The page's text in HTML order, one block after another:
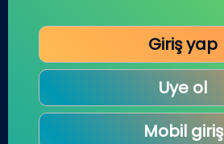
Giriş yap
Uye ol
Mobil giriş